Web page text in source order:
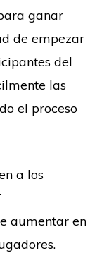
ganar
de empezar
del
las
el proceso
a los
aumentar en